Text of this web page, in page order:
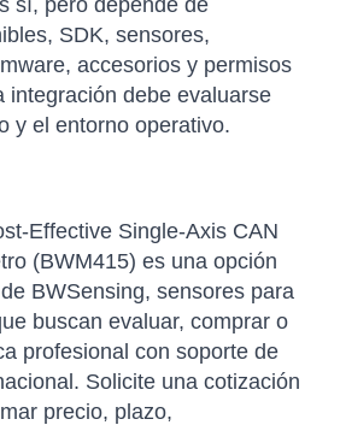
sí, pero depende de
SDK, sensores,
accesorios y permisos
integración debe evaluarse
y el entorno operativo.
Effective Single-Axis CAN
(BWM415) es una opción
BWSensing, sensores para
buscan evaluar, comprar o
profesional con soporte de
Solicite una cotización
precio, plazo,